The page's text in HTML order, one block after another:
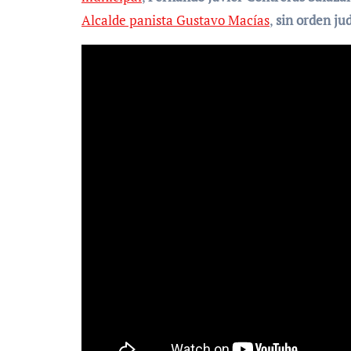
Alcalde panista Gustavo Macías, sin orden